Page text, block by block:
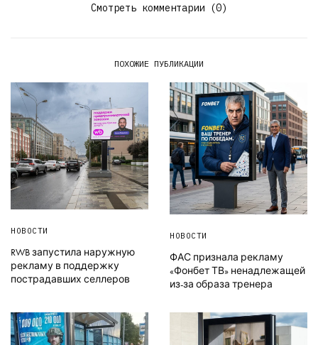
Смотреть комментарии (0)
ПОХОЖИЕ ПУБЛИКАЦИИ
НОВОСТИ
RWB запустила наружную
рекламу в поддержку
пострадавших селлеров
НОВОСТИ
ФАС признала рекламу
«Фонбет ТВ» ненадлежащей
из-за образа тренера